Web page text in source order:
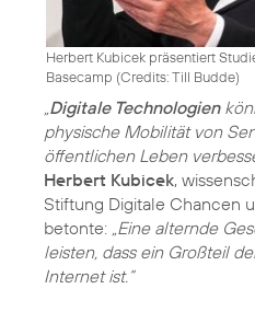
Herbert Kubicek präsentiert
Basecamp (Credits: Till Budde)
„Digitale Technologien
physische Mobilität von
öffentlichen Leben
Herbert Kubicek,
Stiftung Digitale Chancen
betonte: „Eine alternde
leisten, dass ein Großteil
Internet ist.“